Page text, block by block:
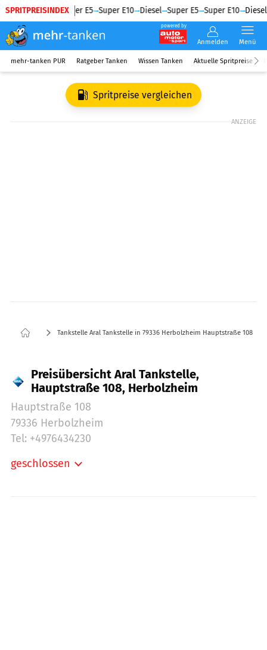
SPRITPREISINDEX
Diesel Super E5 Super E10 Diesel Super E5 Super E10 Diesel
powered by
Anmelden Menü
mehr-tanken PUR Ratgeber Tanken Wissen Tanken Aktuelle Spritpreise
Spritpreise vergleichen
ANZEIGE
Tankstelle Aral Tankstelle in 79336 Herbolzheim Hauptstraße 108
Preisübersicht Aral Tankstelle,
Hauptstraße 108, Herbolzheim
Hauptstraße 108
79336 Herbolzheim
Tel: +4976434230
geschlossen